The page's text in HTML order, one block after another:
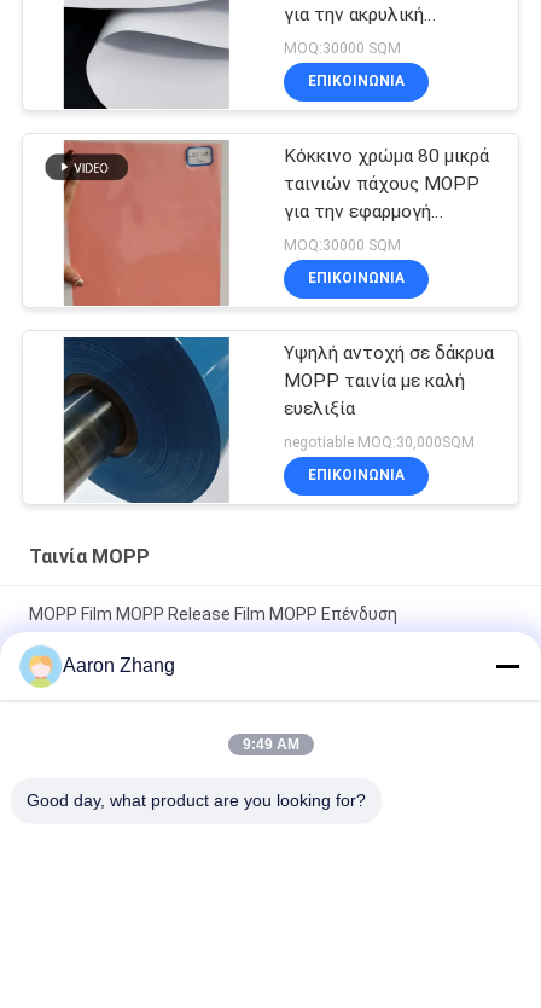
για την ακρυλική
εφαρμογή ταινιών αφρού
MOQ:30000 SQM
ΕΠΙΚΟΙΝΩΝΊΑ
Κόκκινο χρώμα 80 μικρά
ταινιών πάχους MOPP
για την εφαρμογή
συσκευασίας
MOQ:30000 SQM
ΕΠΙΚΟΙΝΩΝΊΑ
Υψηλή αντοχή σε δάκρυα
MOPP ταινία με καλή
ευελιξία
negotiable MOQ:30,000SQM
ΕΠΙΚΟΙΝΩΝΊΑ
Ταινία MOPP
MOPP Film MOPP Release Film MOPP Επένδυση
απελευθέρωσης με επίστρωση σιλικόνης
Καλή επένδυση φωτός MOPP απελευθέρωσης με λεία
θερμότητα με καλή δύναμη απελευθέρωσης
Aaron Zhang
9:49 AM
Good day, what product are you looking for?